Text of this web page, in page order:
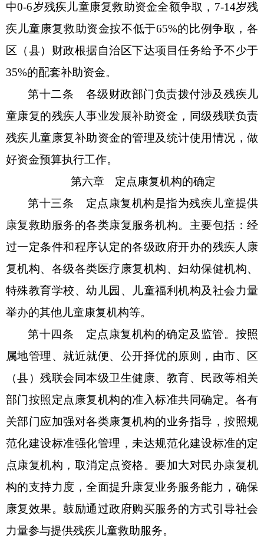
中0-6岁残疾儿童康复救助资金全额争取， 7-14岁残
疾儿童康复救助资金按不低于65%的比例争取，各
区（县）财政根据自治区下达项目任务给予不少于
35%的配套补助资金。
第十二条
各级财政部门负责拨付涉及残疾儿
童康复的残疾人事业发展补助资金，同级残联负责
残疾儿童康复补助资金的管理及统计使用情况，做
好资金预算执行工作。
第六章
定点康复机构的确定
第十三条
定点康复机构是指为残疾儿童提供
康复救助服务的各类康复服务机构。主要包括：经
过一定条件和程序认定的各级政府开办的残疾人康
复机构、各级各类医疗康复机构、妇幼保健机构、
特殊教育学校、幼儿园、儿童福利机构及社会力量
举办的其他儿童康复机构等。
第十四条
定点康复机构的确定及监管。按照
属地管理、就近就便、公开择优的原则，由市、 区
（县）残联会同本级卫生健康、教育、民政等相关
部门按照定点康复机构的准入标准共同确定。 各有
关部门应加强对各类康复机构的业务指导，按照规
范化建设标准强化管理， 未达规范化建设标准的定
点康复机构，取消定点资格。要加大对民办康复机
构的支持力度 ，全面提升康复业务服务能力，确保
康复效果。鼓励通过政府购买服务的方式引导社会
力量参与提供残疾儿童救助服务。